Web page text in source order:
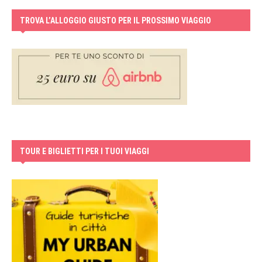
TROVA L’ALLOGGIO GIUSTO PER IL PROSSIMO VIAGGIO
TOUR E BIGLIETTI PER I TUOI VIAGGI